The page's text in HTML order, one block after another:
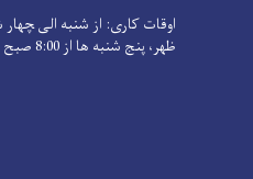
ظهر، پنج شنبه ها از 8:00 صبح الی 1:00 بعد از ظهر